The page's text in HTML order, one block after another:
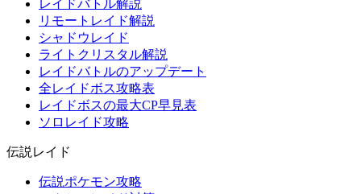
レイドバトル解説
リモートレイド解説
シャドウレイド
ライトクリスタル解説
レイドバトルのアップデート
全レイドボス攻略表
レイドボスの最大CP早見表
ソロレイド攻略
伝説レイド
伝説ポケモン攻略